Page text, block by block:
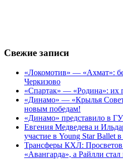
Свежие записи
«Локомотив» — «Ахмат»:
Черкизово
«Спартак» — «Родина»: их
«Динамо» — «Крылья
новым победам!
«Динамо» представило в
Евгения Медведева и
участие в Young Star Ballet
Трансферы КХЛ: Просветов
«Авангарда», а Райлли